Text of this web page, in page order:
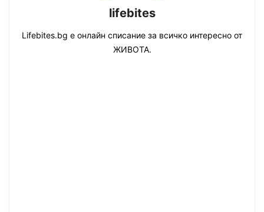
lifebites
Lifebites.bg е онлайн списание за всичко интересно от
ЖИВОТА.